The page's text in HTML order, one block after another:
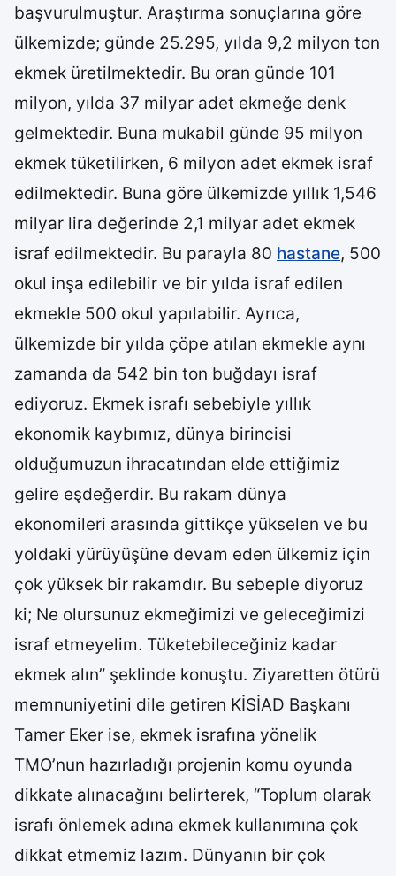
başvurulmuştur. Araştırma sonuçlarına göre
ülkemizde; günde 25.295, yılda 9,2 milyon ton
ekmek üretilmektedir. Bu oran günde 101
milyon, yılda 37 milyar adet ekmeğe denk
gelmektedir. Buna mukabil günde 95 milyon
ekmek tüketilirken, 6 milyon adet ekmek israf
edilmektedir. Buna göre ülkemizde yıllık 1,546
milyar lira değerinde 2,1 milyar adet ekmek
israf edilmektedir. Bu parayla 80 hastane, 500
okul inşa edilebilir ve bir yılda israf edilen
ekmekle 500 okul yapılabilir. Ayrıca,
ülkemizde bir yılda çöpe atılan ekmekle aynı
zamanda da 542 bin ton buğdayı israf
ediyoruz. Ekmek israfı sebebiyle yıllık
ekonomik kaybımız, dünya birincisi
olduğumuzun ihracatından elde ettiğimiz
gelire eşdeğerdir. Bu rakam dünya
ekonomileri arasında gittikçe yükselen ve bu
yoldaki yürüyüşüne devam eden ülkemiz için
çok yüksek bir rakamdır. Bu sebeple diyoruz
ki; Ne olursunuz ekmeğimizi ve geleceğimizi
israf etmeyelim. Tüketebileceğiniz kadar
ekmek alın” şeklinde konuştu. Ziyaretten ötürü
memnuniyetini dile getiren KİSİAD Başkanı
Tamer Eker ise, ekmek israfına yönelik
TMO’nun hazırladığı projenin komu oyunda
dikkate alınacağını belirterek, “Toplum olarak
israfı önlemek adına ekmek kullanımına çok
dikkat etmemiz lazım. Dünyanın bir çok